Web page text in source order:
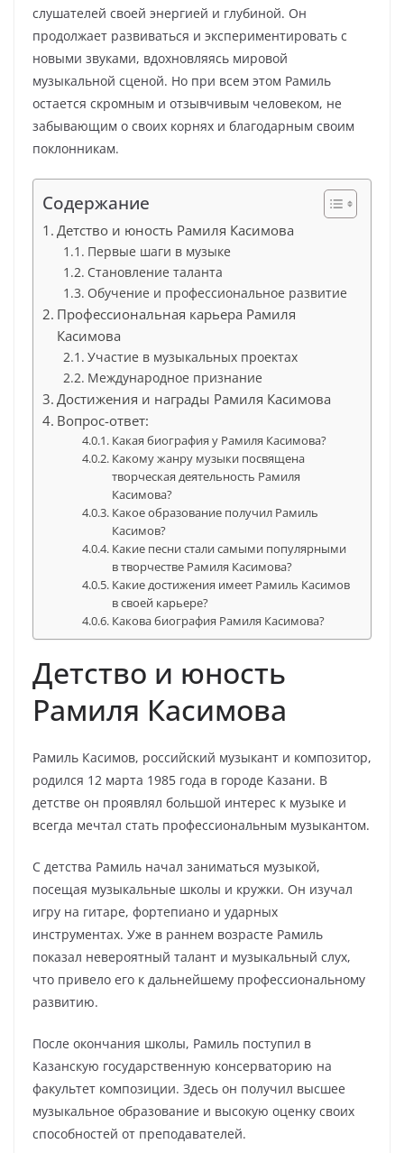
слушателей своей энергией и глубиной. Он
продолжает развиваться и экспериментировать с
новыми звуками, вдохновляясь мировой
музыкальной сценой. Но при всем этом Рамиль
остается скромным и отзывчивым человеком, не
забывающим о своих корнях и благодарным своим
поклонникам.
Содержание
Детство и юность Рамиля Касимова
Первые шаги в музыке
Становление таланта
Обучение и профессиональное развитие
Профессиональная карьера Рамиля
Касимова
Участие в музыкальных проектах
Международное признание
Достижения и награды Рамиля Касимова
Вопрос-ответ:
Какая биография у Рамиля Касимова?
Какому жанру музыки посвящена
творческая деятельность Рамиля
Касимова?
Какое образование получил Рамиль
Касимов?
Какие песни стали самыми популярными
в творчестве Рамиля Касимова?
Какие достижения имеет Рамиль Касимов
в своей карьере?
Какова биография Рамиля Касимова?
Детство и юность
Рамиля Касимова
Рамиль Касимов, российский музыкант и композитор,
родился 12 марта 1985 года в городе Казани. В
детстве он проявлял большой интерес к музыке и
всегда мечтал стать профессиональным музыкантом.
С детства Рамиль начал заниматься музыкой,
посещая музыкальные школы и кружки. Он изучал
игру на гитаре, фортепиано и ударных
инструментах. Уже в раннем возрасте Рамиль
показал невероятный талант и музыкальный слух,
что привело его к дальнейшему профессиональному
развитию.
После окончания школы, Рамиль поступил в
Казанскую государственную консерваторию на
факультет композиции. Здесь он получил высшее
музыкальное образование и высокую оценку своих
способностей от преподавателей.